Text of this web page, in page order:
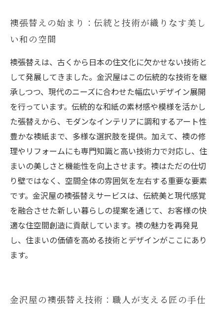
までのサービス紹介
金沢屋の襖で叶える理想のインテリア：空間を
彩るアート性の秘密
襖張替え後の驚きの変化：新たな暮らしの価値
を創造する方法
襖張替えとデザインの未来：金沢屋が切り拓く
次世代の和の住まい
襖張替えの始まり：伝統と技術が織りなす美し
い和の空間
襖張替えは、古くから日本の住文化に欠かせない技術と
して発展してきました。金沢屋はこの伝統的な技術を継
承しつつ、現代のニーズに合わせた幅広いデザイン展開
を行っています。伝統的な和紙の素材感や模様を活かし
た張替えから、モダンなインテリアに調和するアート性
豊かな襖紙まで、多様な選択肢を提供。加えて、襖の修
理やリフォームにも専門知識と高い技術力で対応し、住
まいの美しさと機能性を向上させます。襖はただの仕切
り壁ではなく、空間全体の雰囲気を左右する重要な要素
です。金沢屋の襖張替えサービスは、伝統美と現代感覚
を融合させた新しい暮らしの提案を通じて、お客様の快
適な住空間創造に貢献しています。襖の魅力を再発見
し、住まいの価値を高める技術とデザインがここにあり
ます。
金沢屋の襖張替え技術：職人が支える匠の手仕